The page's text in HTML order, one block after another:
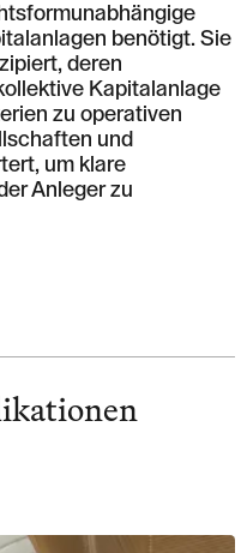
benötigt. Sie
deren
Kapitalanlage
zu operativen
und
um klare
Anleger zu